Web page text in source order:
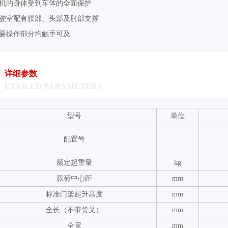
的身体受到车体的全面保护
室配有腰部、头部及肘部支撑
操作部分均触手可及
详细参数
型号 单位
配置号
额定起重量 kg
载荷中心距 mm
标准门架起升高度 mm
全长（不带货叉） mm
全宽 mm